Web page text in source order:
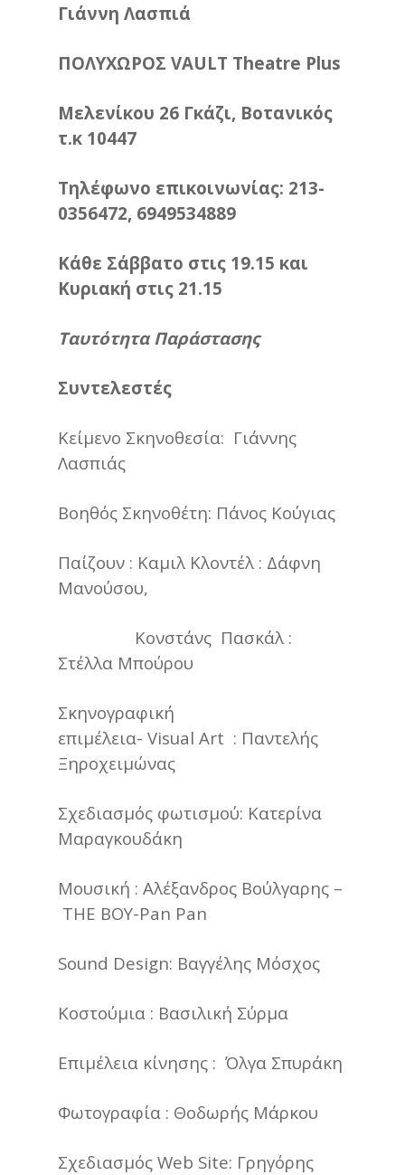
Γιάννη Λασπιά
ΠΟΛΥΧΩΡΟΣ VAULT Theatre Plus
Μελενίκου 26 Γκάζι, Βοτανικός
τ.κ 10447
Τηλέφωνο επικοινωνίας: 213-
0356472, 6949534889
Κάθε Σάββατο στις 19.15 και
Κυριακή στις 21.15
Ταυτότητα Παράστασης
Συντελεστές
Κείμενο Σκηνοθεσία: Γιάννης
Λασπιάς
Βοηθός Σκηνοθέτη: Πάνος Κούγιας
Παίζουν : Καμιλ Κλοντέλ : Δάφνη
Μανούσου,
Κονστάνς Πασκάλ :
Στέλλα Μπούρου
Σκηνογραφική
επιμέλεια- Visual Art : Παντελής
Ξηροχειμώνας
Σχεδιασμός φωτισμού: Κατερίνα
Μαραγκουδάκη
Μουσική : Αλέξανδρος Βούλγαρης –
THE BOY-Pan Pan
Sound Design: Βαγγέλης Μόσχος
Κοστούμια : Βασιλική Σύρμα
Επιμέλεια κίνησης : Όλγα Σπυράκη
Φωτογραφία : Θοδωρής Μάρκου
Σχεδιασμός Web Site: Γρηγόρης